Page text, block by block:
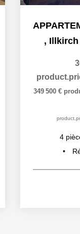
, Illkirch
349 500 €
4